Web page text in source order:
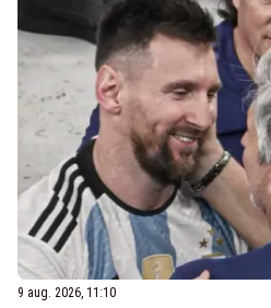
9 aug. 2026, 11:10